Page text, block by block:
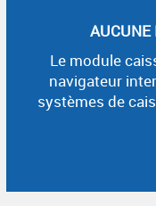
AUCUNE
Le module
navigateur
systèmes de